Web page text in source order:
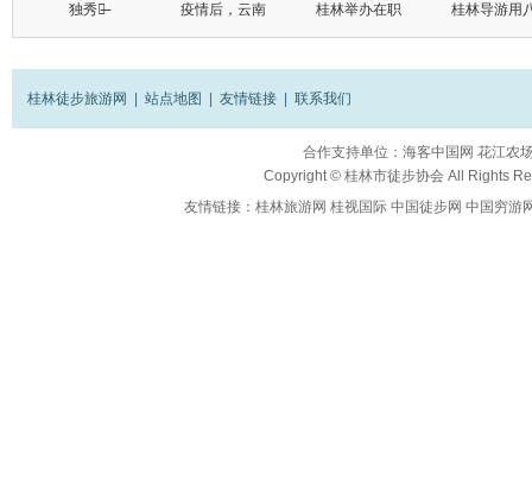
独秀峰̶ 疫情后，云南 桂林举办在职 桂林导游用
桂林徒步旅游网 站点地图 友情链接 联系我们
合作支持单位： 海客中国网 花江农
Copyright © 桂林市徒步协会All Rights
友情链接： 桂林旅游网 桂视国际 中国徒步网 中国穷游